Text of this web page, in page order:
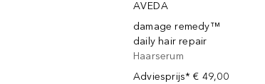
AVEDA
damage remedy™
daily hair repair
Haarserum
Adviesprijs* € 49,00